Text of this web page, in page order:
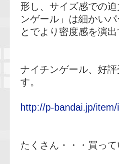
形し、サイズ感での
ンゲール」は細かい
とでより密度感を演
ナイチンゲール、好
す。
http://p-bandai.jp/
たくさん・・・買って